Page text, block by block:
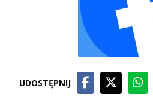
UDOSTĘPNIJ